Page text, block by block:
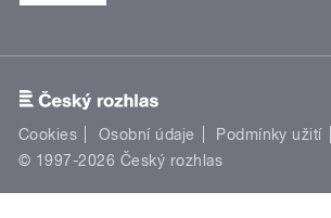
Cookies Osobní údaje Podmínky užití
© 1997-2026 Český rozhlas